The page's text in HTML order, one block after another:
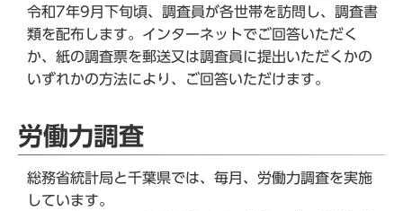
令和7年9月下旬頃、調査員が各世帯を訪問し、調査書
類を配布します。インターネットでご回答いただく
か、紙の調査票を郵送又は調査員に提出いただくかの
いずれかの方法により、ご回答いただけます。
労働力調査
総務省統計局と千葉県では、毎月、労働力調査を実施
しています。